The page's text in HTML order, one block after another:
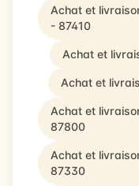
Achat et
- 87410
Achat et
Achat et
Achat et
87800
Achat et
87330